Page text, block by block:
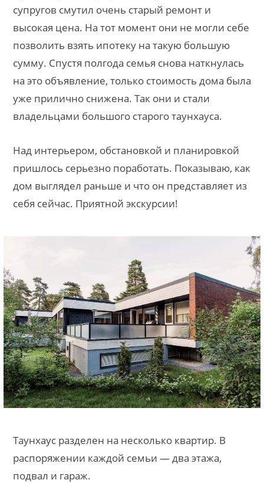
супругов смутил очень старый ремонт и
высокая цена. На тот момент они не могли себе
позволить взять ипотеку на такую большую
сумму. Спустя полгода семья снова наткнулась
на это объявление, только стоимость дома была
уже прилично снижена. Так они и стали
владельцами большого старого таунхауса.
Над интерьером, обстановкой и планировкой
пришлось серьезно поработать. Показываю, как
дом выглядел раньше и что он представляет из
себя сейчас. Приятной экскурсии!
Таунхаус разделен на несколько квартир. В
распоряжении каждой семьи — два этажа,
подвал и гараж.